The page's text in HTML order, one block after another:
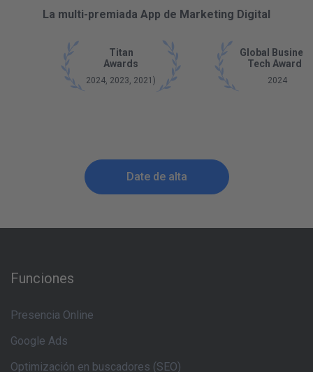
La multi-premiada App de Marketing Digital
Titan
Awards
2024, 2023, 2021)
Global
Tech Awards
2024
Date de alta
Funciones
Presencia Online
Google Ads
Optimización en buscadores (SEO)